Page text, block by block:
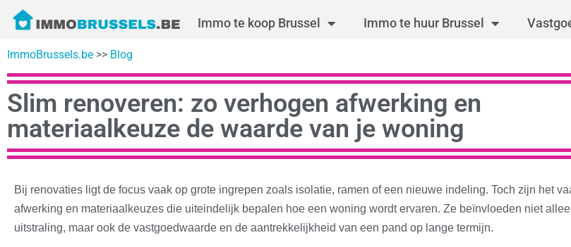
Immo te koop Brussel Immo te huur Brussel
ImmoBrussels.be >> Blog
Slim renoveren: zo verhogen afwerking en
materiaalkeuze de waarde van je woning
Bij renovaties ligt de focus vaak op grote ingrepen zoals isolatie, ramen of een nieuwe indeling. Toch zijn het
afwerking en materiaalkeuzes die uiteindelijk bepalen hoe een woning wordt ervaren. Ze beïnvloeden niet
uitstraling, maar ook de vastgoedwaarde en de aantrekkelijkheid van een pand op lange termijn.